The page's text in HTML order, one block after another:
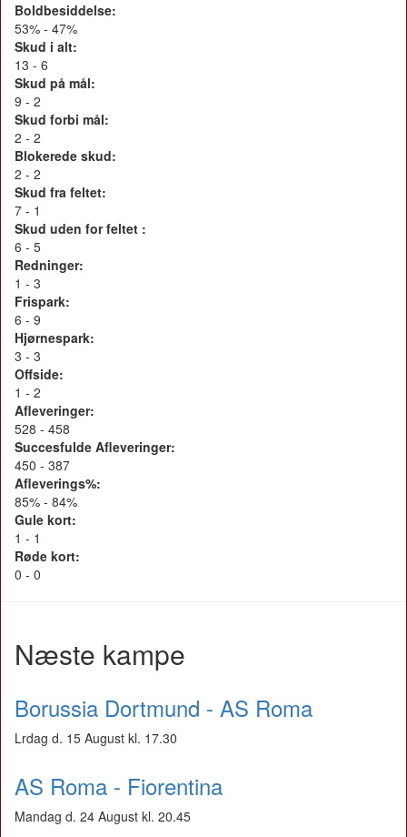
Boldbesiddelse:
53% - 47%
Skud i alt:
13 - 6
Skud på mål:
9 - 2
Skud forbi mål:
2 - 2
Blokerede skud:
2 - 2
Skud fra feltet:
7 - 1
Skud uden for feltet :
6 - 5
Redninger:
1 - 3
Frispark:
6 - 9
Hjørnespark:
3 - 3
Offside:
1 - 2
Afleveringer:
528 - 458
Succesfulde Afleveringer:
450 - 387
Afleverings%:
85% - 84%
Gule kort:
1 - 1
Røde kort:
0 - 0
Næste kampe
Borussia Dortmund - AS Roma
Lrdag d. 15 August kl. 17.30
AS Roma - Fiorentina
Mandag d. 24 August kl. 20.45